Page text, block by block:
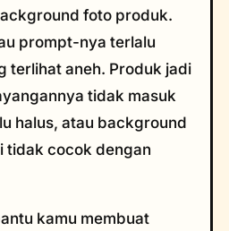
foto produk.
prompt-nya terlalu
terlihat aneh. Produk jadi
tidak masuk
halus, atau background
tidak cocok dengan
kamu membuat